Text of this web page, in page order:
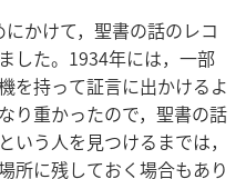
かけて，聖書の話のレコ
した。1934年には，一部
を持って証言に出かけるよ
り重かったので，聖書の話
いう人を見つけるまでは，
所に残しておく場合もあり